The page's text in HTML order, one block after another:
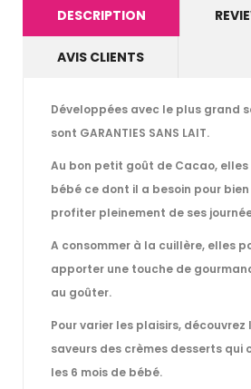
DESCRIPTION
AVIS CLIENTS
Développées avec le plus grand
sont GARANTIES SANS LAIT.
Au bon petit goût de Cacao,
bébé ce dont il a besoin pour
profiter pleinement de ses
A consommer à la cuillère, elles
apporter une touche de
au goûter.
Pour varier les plaisirs, découvrez
saveurs des crèmes desserts qui
les 6 mois de bébé.